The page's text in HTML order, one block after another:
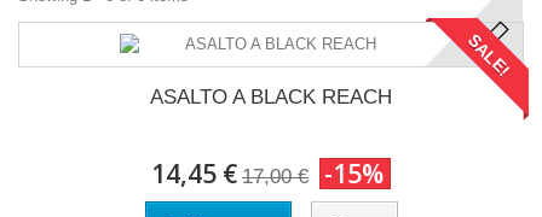
SALE!
ASALTO A BLACK REACH
14,45 € 17,00 € -15%